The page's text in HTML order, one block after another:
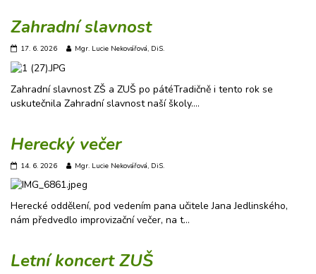
Zahradní slavnost
17. 6. 2026 Mgr. Lucie Nekovářová, DiS.
Zahradní slavnost ZŠ a ZUŠ po pátéTradičně i tento rok se
uskutečnila Zahradní slavnost naší školy.…
Herecký večer
14. 6. 2026 Mgr. Lucie Nekovářová, DiS.
Herecké oddělení, pod vedením pana učitele Jana Jedlinského,
nám předvedlo improvizační večer, na t…
Letní koncert ZUŠ